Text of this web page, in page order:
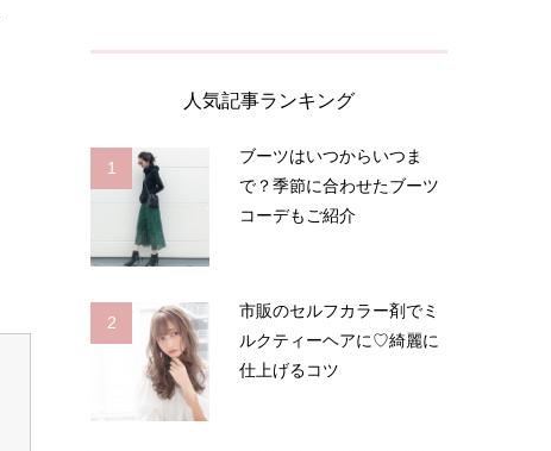
人気記事ランキング
1
ブーツはいつからいつま
で？季節に合わせたブーツ
コーデもご紹介
2
市販のセルフカラー剤でミ
ルクティーヘアに♡綺麗に
仕上げるコツ